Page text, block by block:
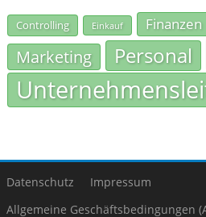
Controlling Einkauf Finanzen
Marketing Personal
Datenschutz
Impressum
Allgemeine Geschäftsbedingungen